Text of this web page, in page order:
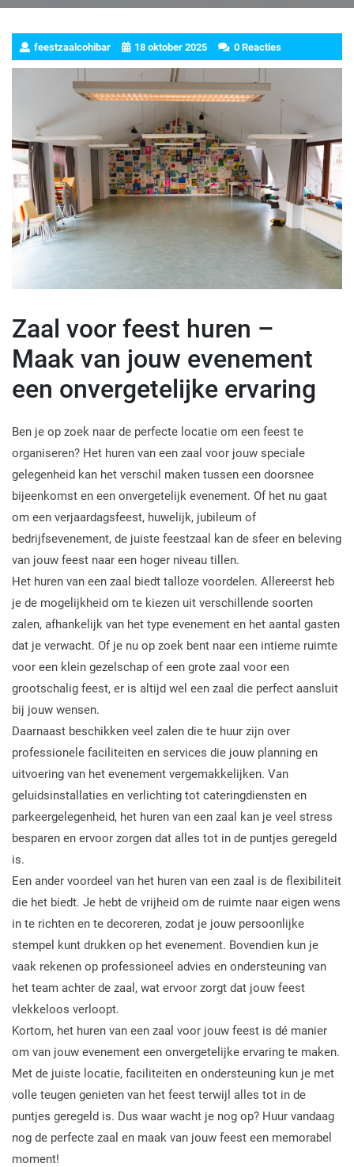
feestzaalcohibar 18 oktober 2025 0 Reacties
Zaal voor feest huren –
Maak van jouw evenement
een onvergetelijke ervaring
Ben je op zoek naar de perfecte locatie om een feest te
organiseren? Het huren van een zaal voor jouw speciale
gelegenheid kan het verschil maken tussen een doorsnee
bijeenkomst en een onvergetelijk evenement. Of het nu gaat
om een verjaardagsfeest, huwelijk, jubileum of
bedrijfsevenement, de juiste feestzaal kan de sfeer en beleving
van jouw feest naar een hoger niveau tillen.
Het huren van een zaal biedt talloze voordelen. Allereerst heb
je de mogelijkheid om te kiezen uit verschillende soorten
zalen, afhankelijk van het type evenement en het aantal gasten
dat je verwacht. Of je nu op zoek bent naar een intieme ruimte
voor een klein gezelschap of een grote zaal voor een
grootschalig feest, er is altijd wel een zaal die perfect aansluit
bij jouw wensen.
Daarnaast beschikken veel zalen die te huur zijn over
professionele faciliteiten en services die jouw planning en
uitvoering van het evenement vergemakkelijken. Van
geluidsinstallaties en verlichting tot cateringdiensten en
parkeergelegenheid, het huren van een zaal kan je veel stress
besparen en ervoor zorgen dat alles tot in de puntjes geregeld
is.
Een ander voordeel van het huren van een zaal is de flexibiliteit
die het biedt. Je hebt de vrijheid om de ruimte naar eigen wens
in te richten en te decoreren, zodat je jouw persoonlijke
stempel kunt drukken op het evenement. Bovendien kun je
vaak rekenen op professioneel advies en ondersteuning van
het team achter de zaal, wat ervoor zorgt dat jouw feest
vlekkeloos verloopt.
Kortom, het huren van een zaal voor jouw feest is dé manier
om van jouw evenement een onvergetelijke ervaring te maken.
Met de juiste locatie, faciliteiten en ondersteuning kun je met
volle teugen genieten van het feest terwijl alles tot in de
puntjes geregeld is. Dus waar wacht je nog op? Huur vandaag
nog de perfecte zaal en maak van jouw feest een memorabel
moment!